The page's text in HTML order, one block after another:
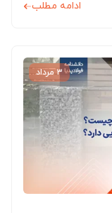
ادامه مطلب
۳ مرداد